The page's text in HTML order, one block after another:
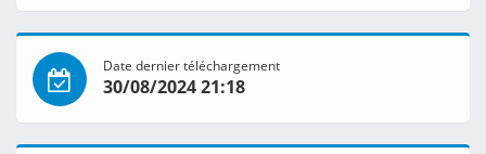
Date dernier téléchargement
30/08/2024 21:18